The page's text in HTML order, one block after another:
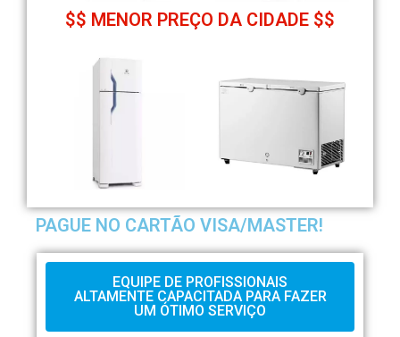
$$ MENOR PREÇO DA CIDADE $$
PAGUE NO CARTÃO VISA/MASTER!
EQUIPE DE PROFISSIONAIS
ALTAMENTE CAPACITADA PARA FAZER
UM ÓTIMO SERVIÇO